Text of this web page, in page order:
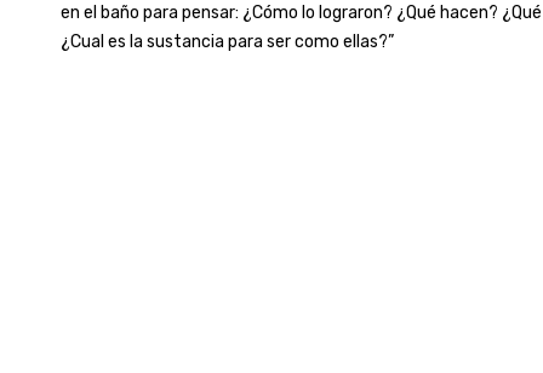
en el baño para pensar: ¿Cómo lo lograron? ¿Qué hacen?
¿Cual es la sustancia para ser como ellas?”